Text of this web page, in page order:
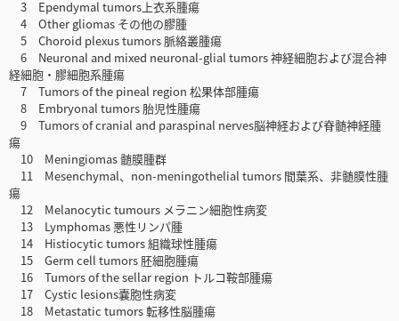
3 Ependymal tumors上衣系腫瘍
4 Other gliomas その他の膠腫
5 Choroid plexus tumors 脈絡叢腫瘍
6 Neuronal and mixed neuronal-glial tumors 神経細胞および混合神
経細胞・膠細胞系腫瘍
7 Tumors of the pineal region 松果体部腫瘍
8 Embryonal tumors 胎児性腫瘍
9 Tumors of cranial and paraspinal nerves脳神経および脊髄神経腫
瘍
10 Meningiomas 髄膜腫群
11 Mesenchymal、non-meningothelial tumors 間葉系、非髄膜性腫
瘍
12 Melanocytic tumours メラニン細胞性病変
13 Lymphomas 悪性リンパ腫
14 Histiocytic tumors 組織球性腫瘍
15 Germ cell tumors 胚細胞腫瘍
16 Tumors of the sellar region トルコ鞍部腫瘍
17 Cystic lesions嚢胞性病変
18 Metastatic tumors 転移性脳腫瘍